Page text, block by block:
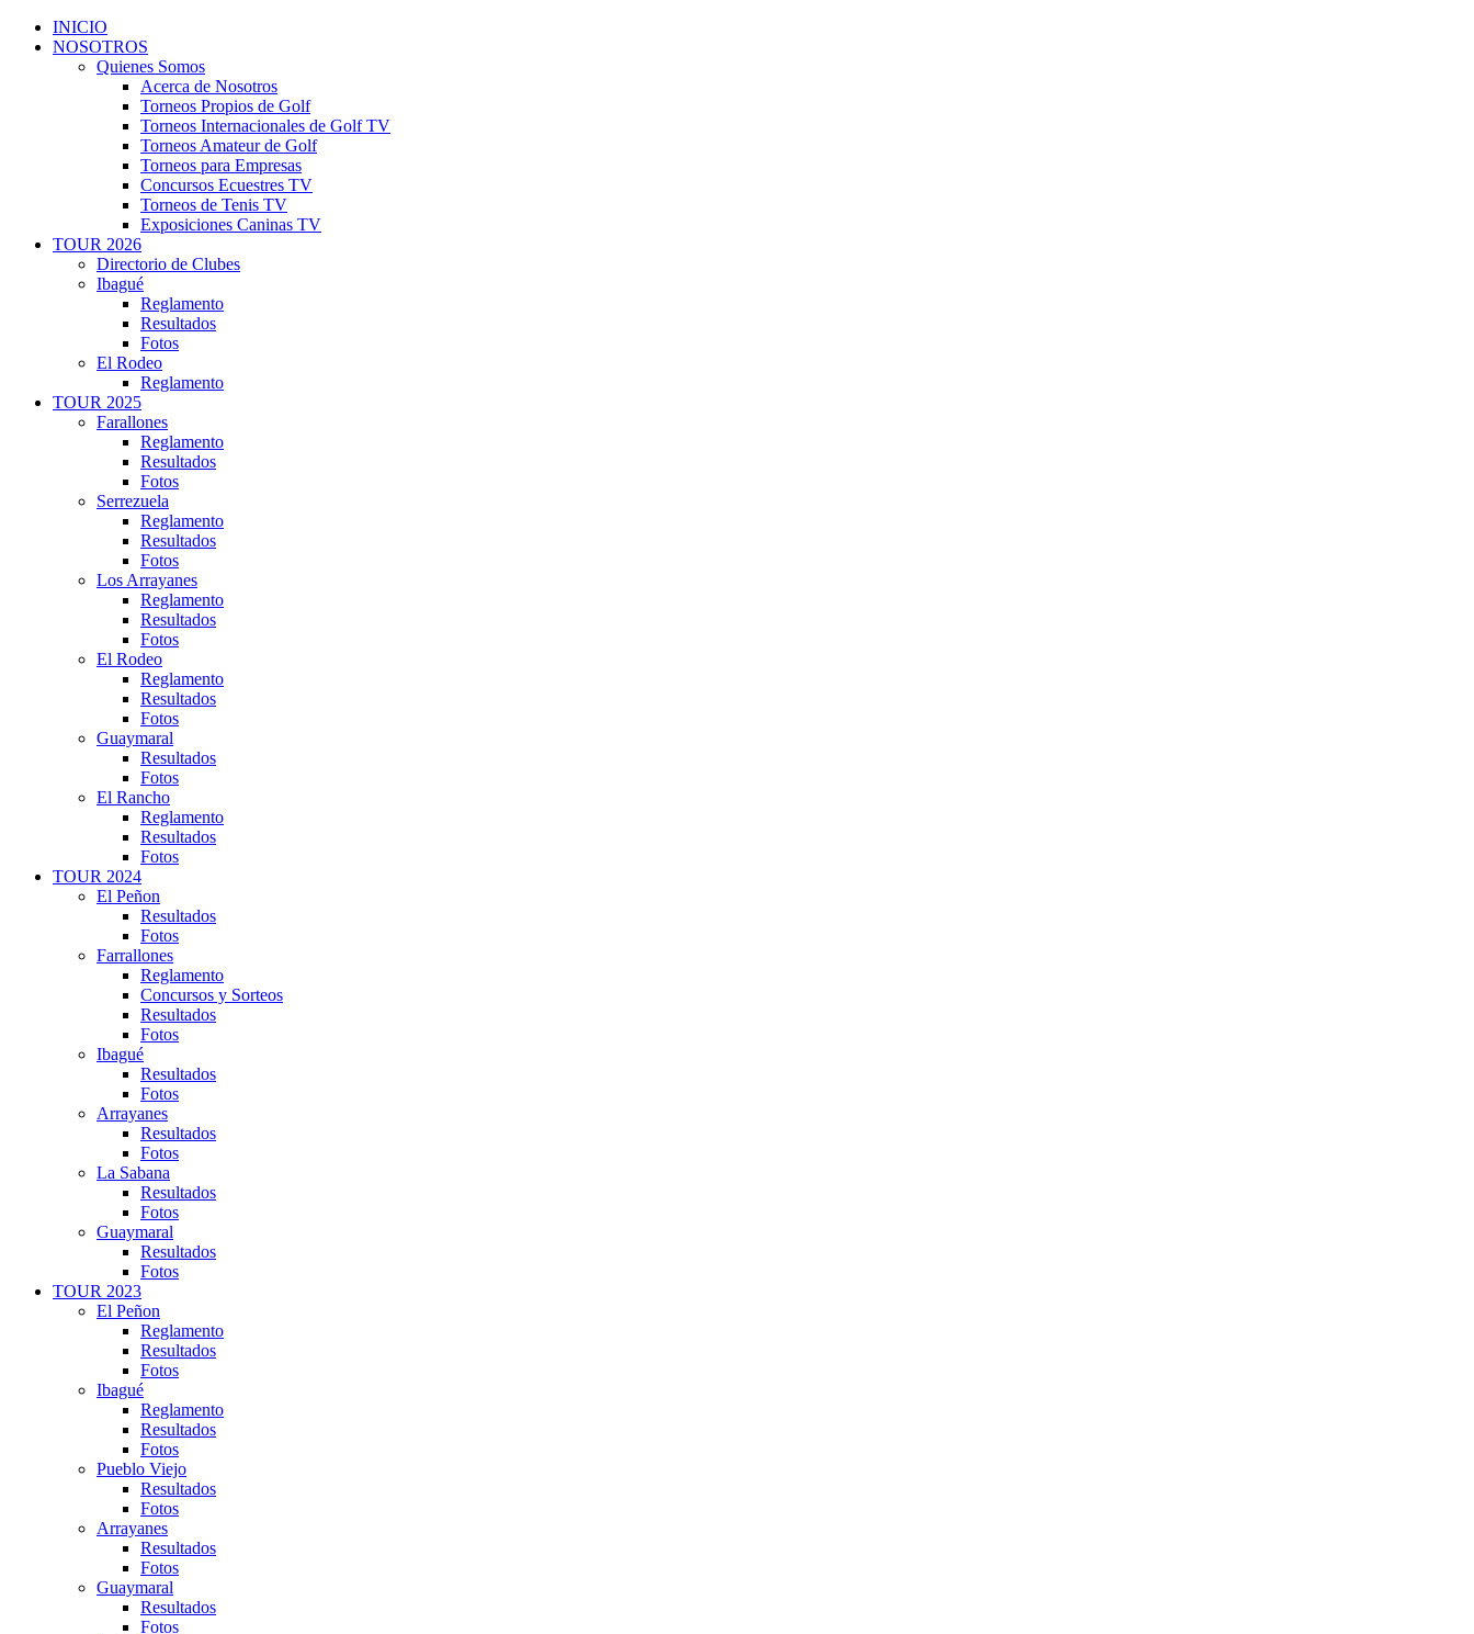
INICIO
NOSOTROS
Quienes Somos
Acerca de Nosotros
Torneos Propios de Golf
Torneos Internacionales de Golf TV
Torneos Amateur de Golf
Torneos para Empresas
Concursos Ecuestres TV
Torneos de Tenis TV
Exposiciones Caninas TV
TOUR 2026
Directorio de Clubes
Ibagué
Reglamento
Resultados
Fotos
El Rodeo
Reglamento
TOUR 2025
Farallones
Reglamento
Resultados
Fotos
Serrezuela
Reglamento
Resultados
Fotos
Los Arrayanes
Reglamento
Resultados
Fotos
El Rodeo
Reglamento
Resultados
Fotos
Guaymaral
Resultados
Fotos
El Rancho
Reglamento
Resultados
Fotos
TOUR 2024
El Peñon
Resultados
Fotos
Farrallones
Reglamento
Concursos y Sorteos
Resultados
Fotos
Ibagué
Resultados
Fotos
Arrayanes
Resultados
Fotos
La Sabana
Resultados
Fotos
Guaymaral
Resultados
Fotos
TOUR 2023
El Peñon
Reglamento
Resultados
Fotos
Ibagué
Reglamento
Resultados
Fotos
Pueblo Viejo
Resultados
Fotos
Arrayanes
Resultados
Fotos
Guaymaral
Resultados
Fotos